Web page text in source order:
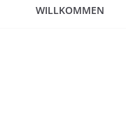
WILLKOMMEN